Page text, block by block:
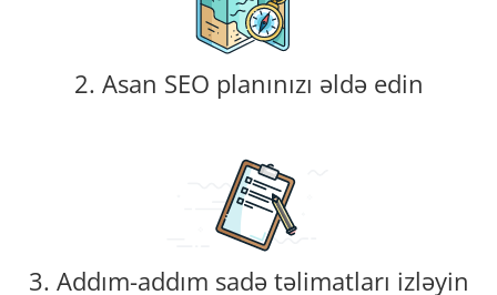
2. Asan SEO planınızı əldə edin
3. Addım-addım sadə təlimatları izləyin